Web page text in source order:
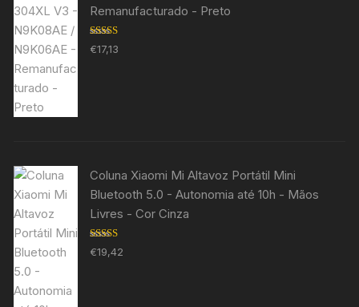
Remanufacturado - Preto
Avaliação
5.00 de 5
€17,13
Coluna Xiaomi Mi Altavoz Portátil Mini
Bluetooth 5.0 - Autonomia até 10h - Mãos
Livres - Cor Cinza
Avaliação
5.00de 5
€19,42